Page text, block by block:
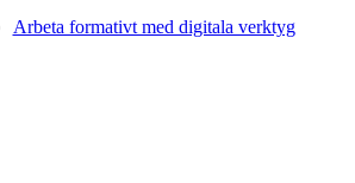
Arbeta formativt med digitala verktyg